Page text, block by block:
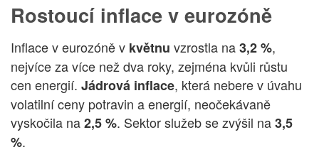
Rostoucí inflace v eurozóně
Inflace v eurozóně v květnu vzrostla na3,2 %,
nejvíce za více než dva roky, zejména kvůli růstu
cen energií. Jádrová inflace, která nebere v úvahu
volatilní ceny potravin a energií, neočekávaně
vyskočila na2,5 %. Sektor služeb se zvýšil na3,5
%.